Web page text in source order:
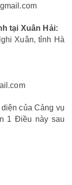
tại Xuân Hải:
Xuân, tỉnh Hà
của Cảng vụ
1 Điều này sau